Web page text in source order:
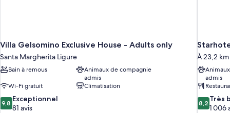
Villa Gelsomino Exclusive House - Adults only
Santa Margherita Ligure
Bain à remous
Animaux de compagnie
admis
Wi-Fi gratuit
Climatisation
9.8
sur
9,8 Exceptionnel
81 avis
À 23,2
admis
8.2
sur
8,2 Très
1 006